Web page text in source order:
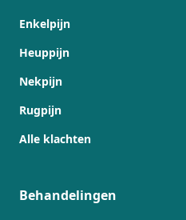
Enkelpijn
Heuppijn
Nekpijn
Rugpijn
Alle klachten
Behandelingen